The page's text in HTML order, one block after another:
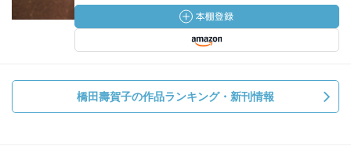
橋田壽賀子の作品ランキング・新刊情報